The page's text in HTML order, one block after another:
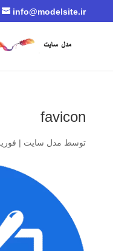
info@modelsite.ir
favicon
توسط مدل سایت | فوریه 20,